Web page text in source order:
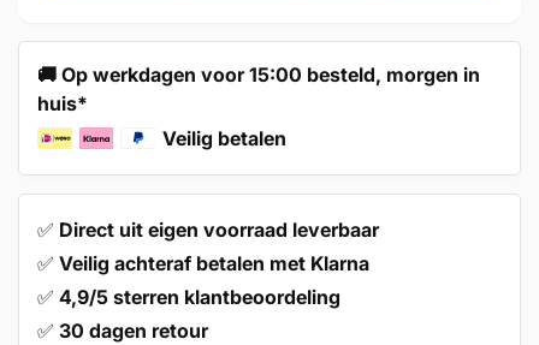
RVS
–
Dallas
🚚 Op werkdagen voor 15:00 besteld, morgen in
huis*
Veilig betalen
✅ Direct uit eigen voorraad leverbaar
✅ Veilig achteraf betalen met Klarna
✅ 4,9/5 sterren klantbeoordeling
✅ 30 dagen retour